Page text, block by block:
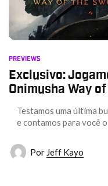
PREVIEWS
Exclusivo:
Onimusha Way
Testamos uma última
e contamos para você
Por Jeff Kayo